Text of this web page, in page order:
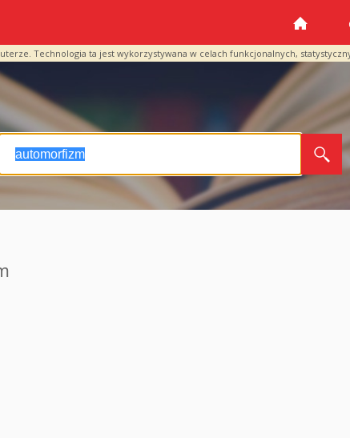
Technologia ta jest wykorzystywana w celach funkcjonalnych,